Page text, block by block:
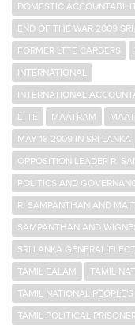
DOMESTIC
END OF THE WAR 2009
FORMER LTTE CARDERS
INTERNATIONAL
INTERNATIONAL
LTTE
MAATRAM
MAY 18 2009 IN SRI LANKA
OPPOSITION LEADER R.
POLITICS AND
R. SAMPANTHAN AND
SAMPANTHAN AND
SRI LANKA GENERAL
TAMIL EALAM
TAMIL
TAMIL NATIONAL
TAMIL POLITICAL PRISONER